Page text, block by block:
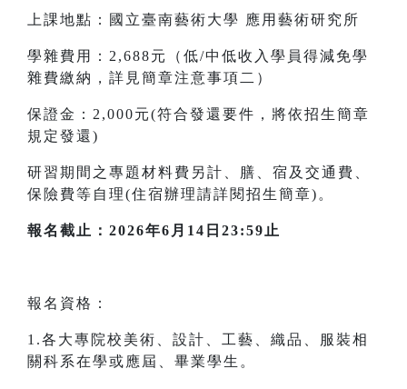
上課地點：國立臺南藝術大學 應用藝術研究所
學雜費用：2,688元（低/中低收入學員得減免學
雜費繳納，詳見簡章注意事項二）
保證金：2,000元(符合發還要件，將依招生簡章
規定發還)
研習期間之專題材料費另計、膳、宿及交通費、
保險費等自理(住宿辦理請詳閱招生簡章)。
報名截止：2026年6月14日23:59止
報名資格：
1.各大專院校美術、設計、工藝、織品、服裝相
關科系在學或應屆、畢業學生。